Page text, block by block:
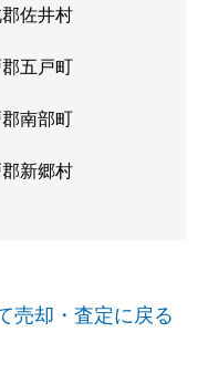
佐井村
五戸町
南部町
新郷村
売却・査定に戻る